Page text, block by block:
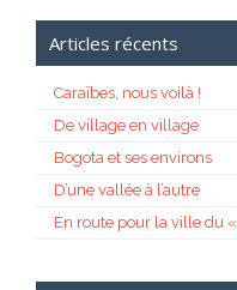
Articles récents
Caraïbes, nous voilà !
De village en village
Bogota et ses environs
D’une vallée à l’autre
En route pour la ville du